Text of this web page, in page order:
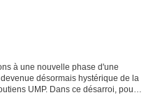
à une nouvelle phase d'une
désormais hystérique de la
UMP. Dans ce désarroi, pour